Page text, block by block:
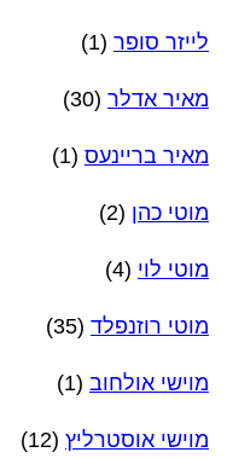
לייזר סופר (1)
מאיר אדלר (30)
מאיר בריינעס (1)
מוטי כהן (2)
מוטי לוי (4)
מוטי רוזנפלד (35)
מוישי אולחוב (1)
מוישי אוסטרליץ (12)